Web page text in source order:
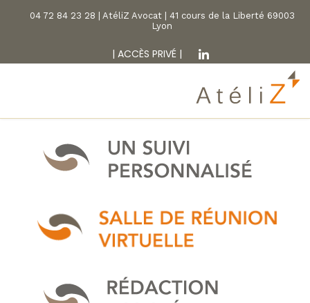
04 72 84 23 28 | AtéliZ Avocat | 41 cours de la Liberté 69003
Lyon
| ACCÈS PRIVÉ |